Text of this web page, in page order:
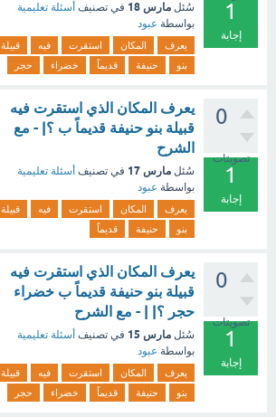
1
إجابة
سُئل مارس 18 في تصنيف أسئلة تعليمية
بواسطة عبود
يعرف المكان استقرت فيه
قبيلة
بنو
حنيفة قديماً خضراء حجر
0
تصويتات
1
إجابة
يعرف المكان الذي استقرت فيه
قبيلة بنو حنيفة قديماً ب ؟| - مع
الشرح
سُئل مارس 17 في تصنيف أسئلة تعليمية
بواسطة عبود
يعرف المكان استقرت فيه
قبيلة
بنو
حنيفة قديماً
0
تصويتات
1
إجابة
يعرف المكان الذي استقرت فيه
قبيلة بنو حنيفة قديماً ب خضراء
حجر ؟| | - مع الشرح
سُئل مارس 15 في تصنيف أسئلة تعليمية
بواسطة عبود
يعرف المكان استقرت فيه
قبيلة
بنو
حنيفة قديماً خضراء حجر